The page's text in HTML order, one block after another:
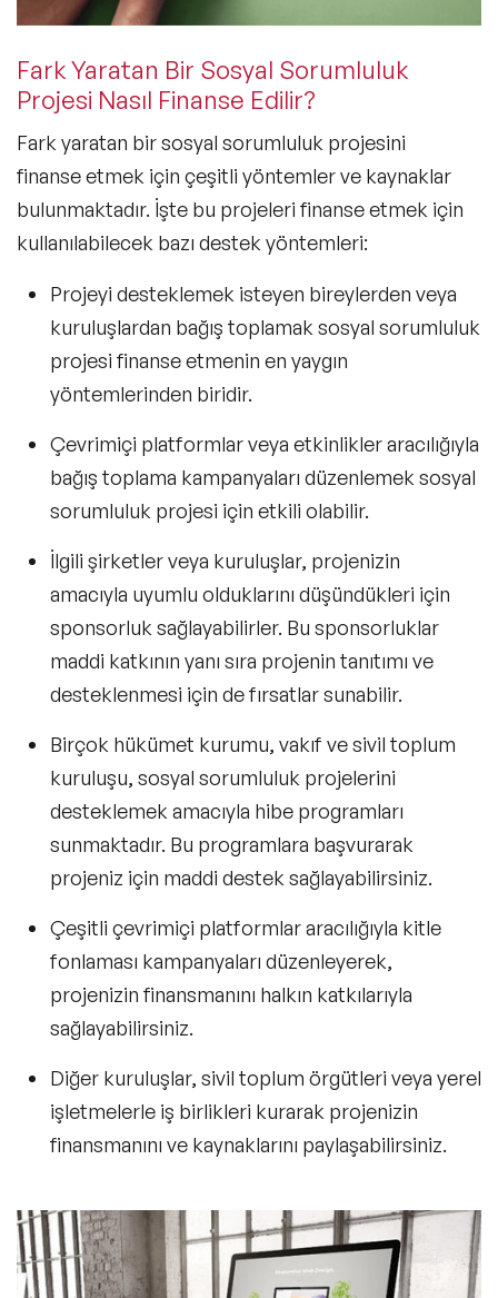
Fark Yaratan Bir Sosyal Sorumluluk
Projesi Nasıl Finanse Edilir?
Fark yaratan bir sosyal sorumluluk projesini
finanse etmek için çeşitli yöntemler ve kaynaklar
bulunmaktadır. İşte bu projeleri finanse etmek için
kullanılabilecek bazı destek yöntemleri:
Projeyi desteklemek isteyen bireylerden veya
kuruluşlardan bağış toplamak sosyal sorumluluk
projesi finanse etmenin en yaygın
yöntemlerinden biridir.
Çevrimiçi platformlar veya etkinlikler aracılığıyla
bağış toplama kampanyaları düzenlemek sosyal
sorumluluk projesi için etkili olabilir.
İlgili şirketler veya kuruluşlar, projenizin
amacıyla uyumlu olduklarını düşündükleri için
sponsorluk sağlayabilirler. Bu sponsorluklar
maddi katkının yanı sıra projenin tanıtımı ve
desteklenmesi için de fırsatlar sunabilir.
Birçok hükümet kurumu, vakıf ve sivil toplum
kuruluşu, sosyal sorumluluk projelerini
desteklemek amacıyla hibe programları
sunmaktadır. Bu programlara başvurarak
projeniz için maddi destek sağlayabilirsiniz.
Çeşitli çevrimiçi platformlar aracılığıyla kitle
fonlaması kampanyaları düzenleyerek,
projenizin finansmanını halkın katkılarıyla
sağlayabilirsiniz.
Diğer kuruluşlar, sivil toplum örgütleri veya yerel
işletmelerle iş birlikleri kurarak projenizin
finansmanını ve kaynaklarını paylaşabilirsiniz.